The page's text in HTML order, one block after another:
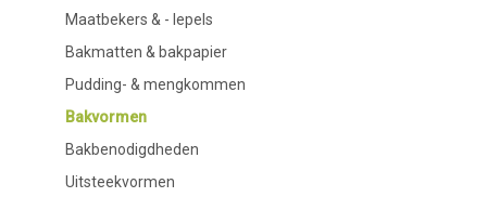
Maatbekers & - lepels
Bakmatten & bakpapier
Pudding- & mengkommen
Bakvormen
Bakbenodigdheden
Uitsteekvormen